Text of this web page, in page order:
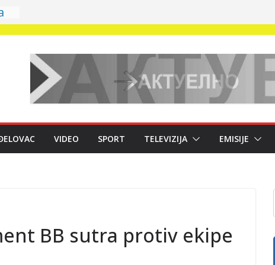
VIDEO SPORT TELEVIZIJA EMISIJE
BB sutra protiv ekipe